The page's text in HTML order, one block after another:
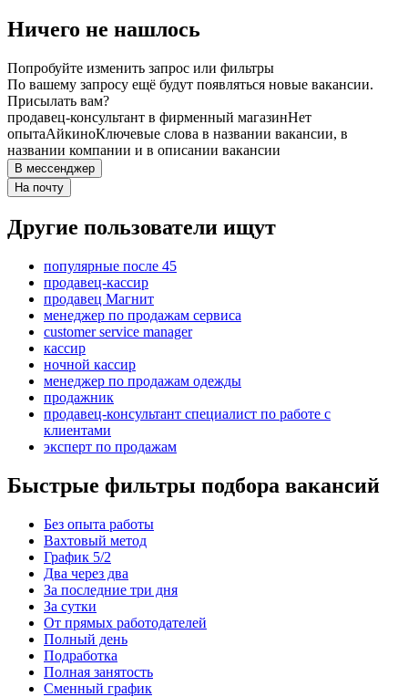
Ничего не нашлось
Попробуйте изменить запрос или фильтры
По вашему запросу ещё будут появляться новые вакансии.
Присылать вам?
продавец-консультант в фирменный магазинНет
опытаАйкиноКлючевые слова в названии вакансии, в
названии компании и в описании вакансии
В мессенджер
На почту
Другие пользователи ищут
популярные после 45
продавец-кассир
продавец Магнит
менеджер по продажам сервиса
customer service manager
кассир
ночной кассир
менеджер по продажам одежды
продажник
продавец-консультант специалист по работе с
клиентами
эксперт по продажам
Быстрые фильтры подбора вакансий
Без опыта работы
Вахтовый метод
График 5/2
Два через два
За последние три дня
За сутки
От прямых работодателей
Полный день
Подработка
Полная занятость
Сменный график